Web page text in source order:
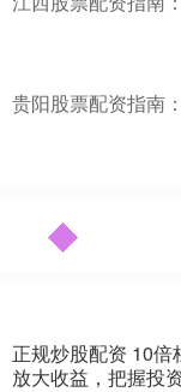
贵阳股票配资指南
正规炒股配资 10
放大收益，把握投